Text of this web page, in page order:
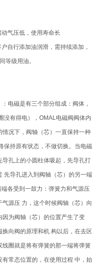
气压低，使用寿命长
自行添加油润滑，需持续添加，
等级用油。
电磁是有三个部分组成：阀体，
没有得电），OMAL电磁阀阀体内
况下，阀轴（芯）一直保持一种
保持原有状态，不做切换。当电磁
孔上的小圆柱体吸起，先导孔打
先导孔进入到阀轴（芯）的另一端
各受到一鼓力：弹簧力和气源压
源压 力，这个时候阀轴（芯）向
为阀轴（芯）的位置产生了变
向阀的原理和机 构以后，在去区
圈就是将有弹簧的那一端将弹簧
常态位置的，在使用过程 中，始